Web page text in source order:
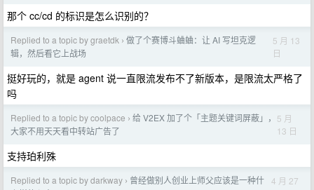
那个 cc/cd 的标识是怎么识别的？
Replied to a topic by graetdk › 做了个赛博斗蛐蛐：让 AI 写坦克逻
辑，然后看它上战场
5 月 13
日
挺好玩的，就是 agent 说一直限流发布不了新版本，是限流太严格了
吗
Replied to a topic by coolpace › 给 V2EX 加了个「主题关键词屏蔽」，
大家不用天天看中转站广告了
5 月
13 日
支持珀利殊
Replied to a topic by darkway › 曾经做别人创业上师父应该是一种什 4 月 27